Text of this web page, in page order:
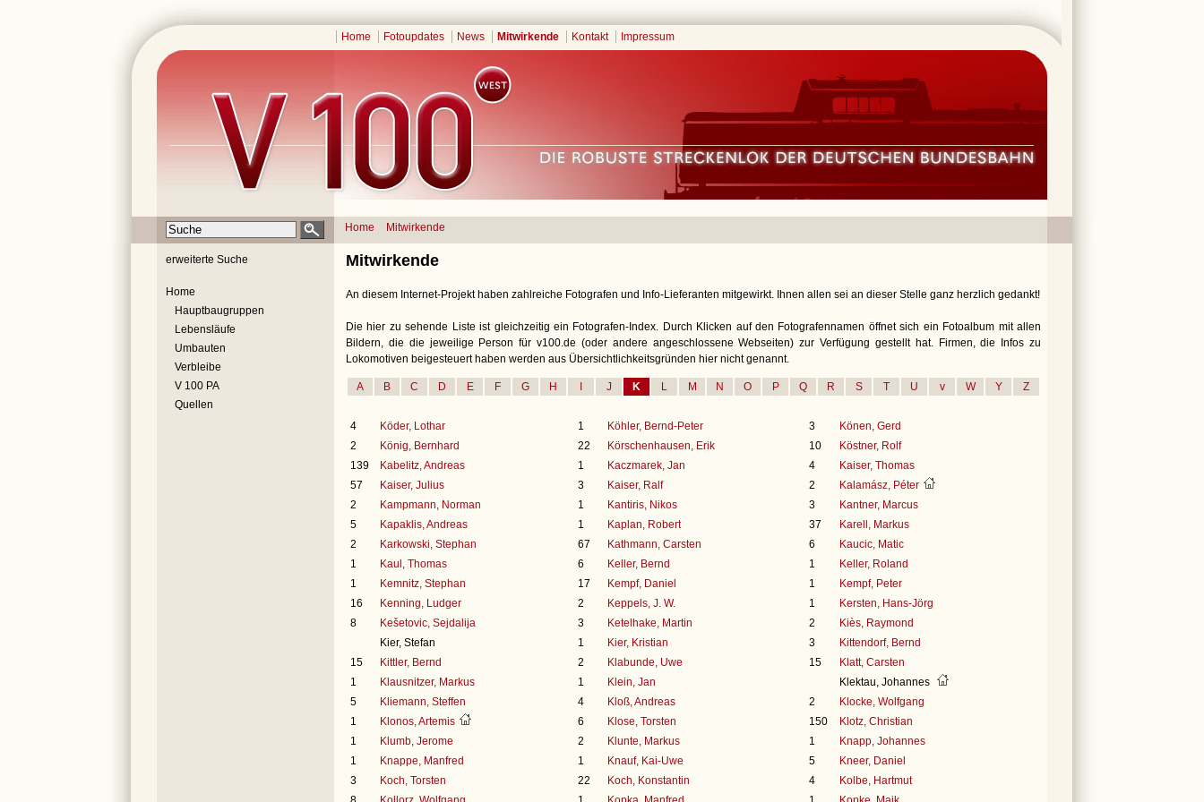
Home Fotoupdates News Mitwirkende Kontakt Impressum
Home Mitwirkende
erweiterte Suche
Home
Hauptbaugruppen
Lebensläufe
Umbauten
Verbleibe
V 100 PA
Quellen
Mitwirkende
An diesem Internet-Projekt haben zahlreiche Fotografen und Info-Lieferanten mitgewirkt. Ihnen allen sei an dieser Stelle ganz herzlich gedankt!
Die hier zu sehende Liste ist gleichzeitig ein Fotografen-Index. Durch Klicken auf den Fotografennamen öffnet sich ein Fotoalbum mit allen
Bildern, die die jeweilige Person für v100.de (oder andere angeschlossene Webseiten) zur Verfügung gestellt hat. Firmen, die Infos zu
Lokomotiven beigesteuert haben werden aus Übersichtlichkeitsgründen hier nicht genannt.
A B C D E F G H J K L M N O P Q R S T U v W Y Z
4 Köder, Lothar 1 Köhler, Bernd-Peter 3
Könen, Gerd
2
König, Bernhard 22 Körschenhausen, Erik 10
Köstner, Rolf
139
Kabelitz, Andreas 1 Kaczmarek, Jan 4
Kaiser, Thomas
57
Kaiser, Julius 3 Kaiser, Ralf 2
Kalamász, Péter
2
Kampmann, Norman 1 Kantiris, Nikos 3
Kantner, Marcus
5
Kapaklis, Andreas 1 Kaplan, Robert 37
Karell, Markus
2
Karkowski, Stephan 67 Kathmann, Carsten 6
Kaucic, Matic
1
Kaul, Thomas 6 Keller, Bernd 1
Keller, Roland
1
Kemnitz, Stephan 17 Kempf, Daniel 1
Kempf, Peter
16
Kenning, Ludger 2 Keppels, J. W. 1
Kersten, Hans-Jörg
8
Kešetovic, Sejdalija 3 Ketelhake, Martin 2
Kiès, Raymond
Kier, Stefan
1 Kier, Kristian 3
Kittendorf, Bernd
15
Kittler, Bernd 2 Klabunde, Uwe 15
Klatt, Carsten
1
Klausnitzer, Markus 1 Klein, Jan
Klektau, Johannes
5
Kliemann, Steffen 4 Kloß, Andreas 2
Klocke, Wolfgang
1
Klonos, Artemis 6 Klose, Torsten 150
Klotz, Christian
1
Klumb, Jerome 2 Klunte, Markus 1
Knapp, Johannes
1
Knappe, Manfred 1 Knauf, Kai-Uwe 5
Kneer, Daniel
3
Koch, Torsten 22 Koch, Konstantin 4
Kolbe, Hartmut